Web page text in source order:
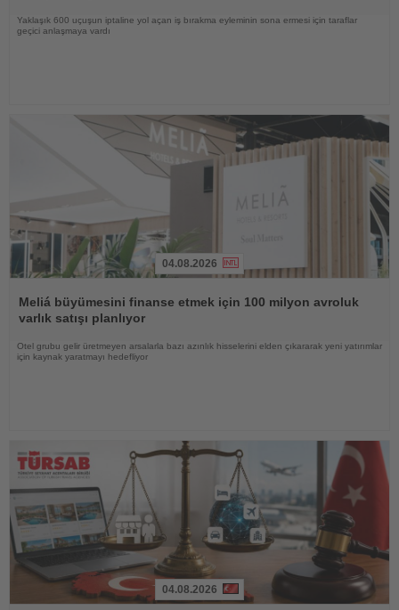
Yaklaşık 600 uçuşun iptaline yol açan iş bırakma eyleminin sona ermesi için taraflar
geçici anlaşmaya vardı
Oku
04.08.2026
Meliá büyümesini finanse etmek için 100 milyon avroluk
varlık satışı planlıyor
Otel grubu gelir üretmeyen arsalarla bazı azınlık hisselerini elden çıkararak yeni yatırımlar
için kaynak yaratmayı hedefliyor
04.08.2026